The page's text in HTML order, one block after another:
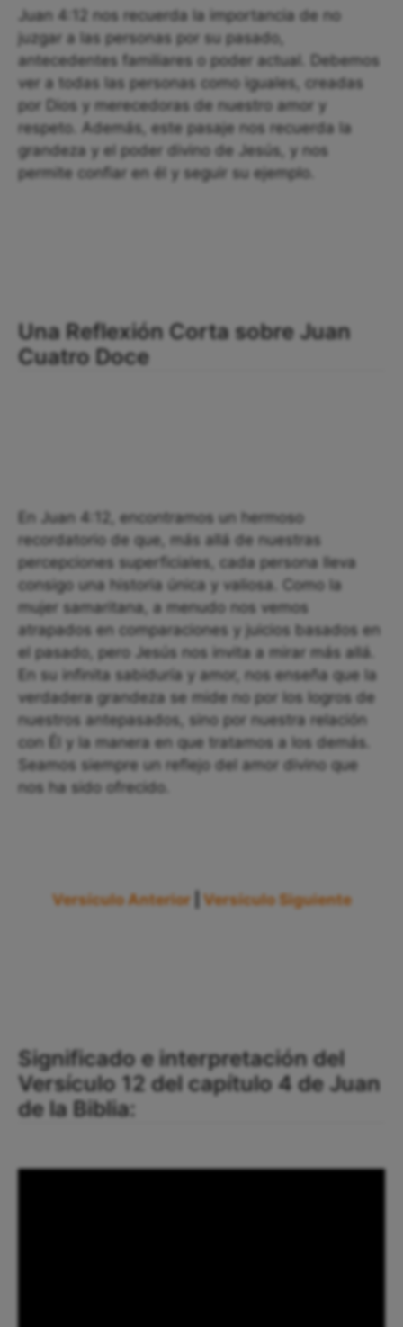
Juan 4:12 nos recuerda la importancia de no
juzgar a las personas por su pasado,
antecedentes familiares o poder actual. Debemos
ver a todas las personas como iguales, creadas
por Dios y merecedoras de nuestro amor y
respeto. Además, este pasaje nos recuerda la
grandeza y el poder divino de Jesús, y nos
permite confiar en él y seguir su ejemplo.
Una Reflexión Corta sobre Juan
Cuatro Doce
En Juan 4:12, encontramos un hermoso
recordatorio de que, más allá de nuestras
percepciones superficiales, cada persona lleva
consigo una historia única y valiosa. Como la
mujer samaritana, a menudo nos vemos
atrapados en comparaciones y juicios basados en
el pasado, pero Jesús nos invita a mirar más allá.
En su infinita sabiduría y amor, nos enseña que la
verdadera grandeza se mide no por los logros de
nuestros antepasados, sino por nuestra relación
con Él y la manera en que tratamos a los demás.
Seamos siempre un reflejo del amor divino que
nos ha sido ofrecido.
Versículo Anterior Versículo Siguiente
Significado e interpretación del
Versículo 12 del capítulo 4 de Juan
de la Biblia: